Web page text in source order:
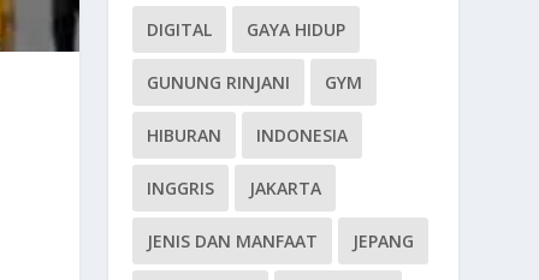
DIGITAL GAYA HIDUP
GUNUNG RINJANI GYM
HIBURAN INDONESIA
INGGRIS JAKARTA
JENIS DAN MANFAAT JEPANG